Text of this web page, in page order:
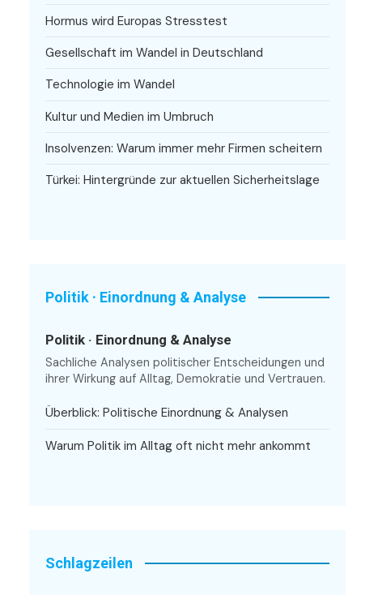
Hormus wird Europas Stresstest
Gesellschaft im Wandel in Deutschland
Technologie im Wandel
Kultur und Medien im Umbruch
Insolvenzen: Warum immer mehr Firmen scheitern
Türkei: Hintergründe zur aktuellen Sicherheitslage
Politik · Einordnung & Analyse
Politik · Einordnung & Analyse
Sachliche Analysen politischer Entscheidungen und
ihrer Wirkung auf Alltag, Demokratie und Vertrauen.
Überblick: Politische Einordnung & Analysen
Warum Politik im Alltag oft nicht mehr ankommt
Schlagzeilen